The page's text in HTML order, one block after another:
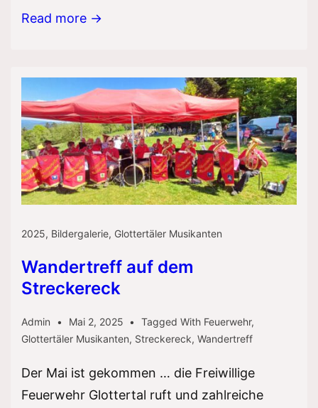
Wandertreff
Read more →
2025, Bildergalerie, Glottertäler Musikanten
Wandertreff auf dem
Streckereck
Admin Mai 2, 2025 Tagged With Feuerwehr,
Glottertäler Musikanten, Streckereck, Wandertreff
Der Mai ist gekommen … die Freiwillige
Feuerwehr Glottertal ruft und zahlreiche